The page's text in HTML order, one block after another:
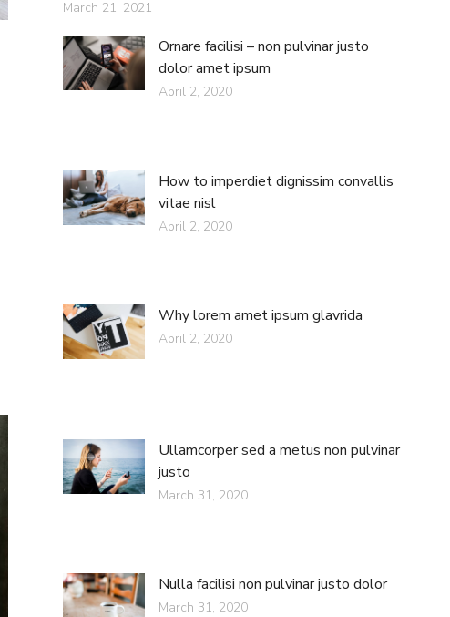
March 21, 2021
Ornare facilisi – non pulvinar justo
dolor amet ipsum
April 2, 2020
How to imperdiet dignissim convallis
vitae nisl
April 2, 2020
Why lorem amet ipsum glavrida
April 2, 2020
Ullamcorper sed a metus non pulvinar
justo
March 31, 2020
Nulla facilisi non pulvinar justo dolor
March 31, 2020